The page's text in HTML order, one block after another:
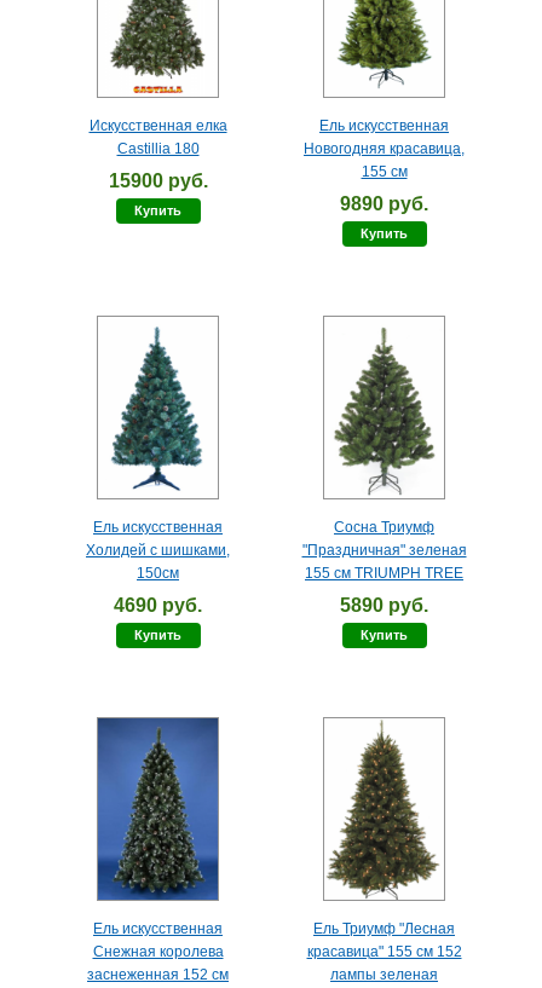
Искусственная елка
Castillia 180
15900 руб.
Купить
Ель искусственная
Новогодняя красавица,
155 см
9890 руб.
Купить
Ель искусственная
Холидей с шишками,
150см
4690 руб.
Купить
Сосна Триумф
"Праздничная" зеленая
155 см TRIUMPH TREE
5890 руб.
Купить
Ель искусственная
Снежная королева
заснеженная 152 см
Ель Триумф "Лесная
красавица" 155 см 152
лампы зеленая